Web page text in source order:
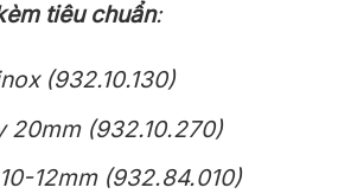
tiêu chuẩn:
(932.10.130)
20mm (932.10.270)
12mm (932.84.010)